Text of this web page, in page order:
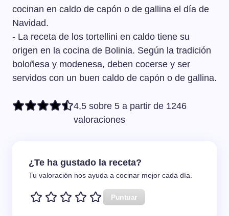
cocinan en caldo de capón o de gallina el día de
Navidad.
- La receta de los tortellini en caldo tiene su
origen en la cocina de Bolinia. Según la tradición
boloñesa y modenesa, deben cocerse y ser
servidos con un buen caldo de capón o de gallina.
4,5 sobre 5 a partir de 1246
valoraciones
¿Te ha gustado la receta?
Tu valoración nos ayuda a cocinar mejor cada día.
Puntuar